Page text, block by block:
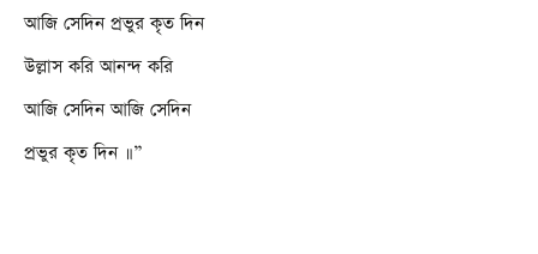
আজি সেদিন প্রভুর কৃত দিন
উল্লাস করি আনন্দ করি
আজি সেদিন আজি সেদিন
প্রভুর কৃত দিন ॥”